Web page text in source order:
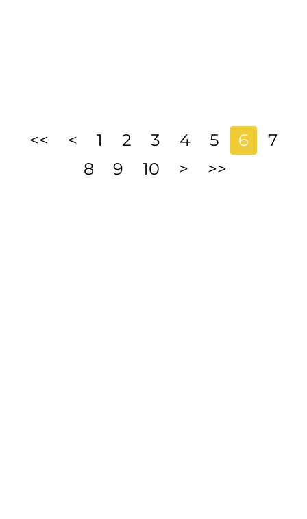
<< < 1 2 3 4 5 6
7
8
9 10 > >>